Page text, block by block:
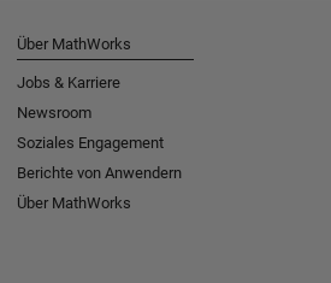
Über MathWorks
Jobs & Karriere
Newsroom
Soziales Engagement
Berichte von Anwendern
Über MathWorks